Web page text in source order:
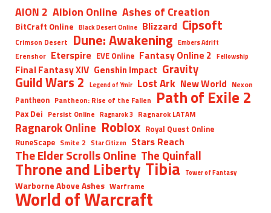
AION 2 Albion Online Ashes of Creation
BitCraft Online Black Desert Online Blizzard Cipsoft
Crimson Desert Dune: Awakening Embers Adrift
Erenshor Eterspire EVE Online Fantasy Online 2 Fellowship
Final Fantasy XIV Genshin Impact Gravity
Guild Wars 2 Legend of Ymir Lost Ark New World Nexon
Pantheon Pantheon: Rise of the Fallen Path of Exile 2
Pax Dei Persist Online Ragnarok 3 Ragnarok LATAM
Ragnarok Online Roblox Royal Quest Online
RuneScape Smite 2 Star Citizen Stars Reach
The Elder Scrolls Online The Quinfall
Throne and Liberty Tibia Tower of Fantasy
Warborne Above Ashes Warframe
World of Warcraft